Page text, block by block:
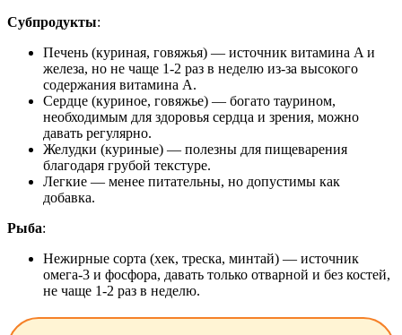
Субпродукты:
Печень (куриная, говяжья) — источник витамина A и
железа, но не чаще 1-2 раз в неделю из-за высокого
содержания витамина A.
Сердце (куриное, говяжье) — богато таурином,
необходимым для здоровья сердца и зрения, можно
давать регулярно.
Желудки (куриные) — полезны для пищеварения
благодаря грубой текстуре.
Легкие — менее питательны, но допустимы как
добавка.
Рыба:
Нежирные сорта (хек, треска, минтай) — источник
омега-3 и фосфора, давать только отварной и без костей,
не чаще 1-2 раз в неделю.